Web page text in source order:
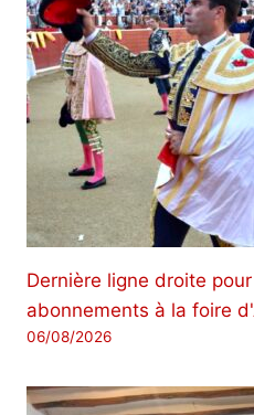
Dernière ligne droite
abonnements à la foire
06/08/2026